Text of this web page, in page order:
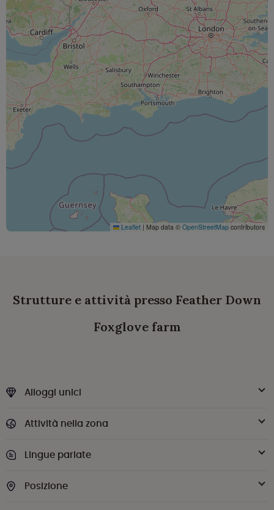
Leaflet | Map data © OpenStreetMap contributors
Strutture e attività presso Feather Down
Foxglove farm
Alloggi unici
Attività nella zona
Lingue parlate
Posizione